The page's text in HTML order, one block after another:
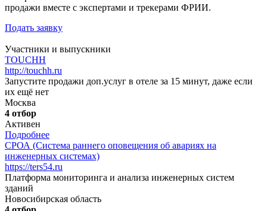
продажи вместе с экспертами и трекерами ФРИИ.
Подать заявку
Участники и выпускники
TOUCHH
http://touchh.ru
Запустите продажи доп.услуг в отеле за 15 минут, даже если
их ещё нет
Москва
4 отбор
Активен
Подробнее
СРОА (Система раннего оповещения об авариях на
инженерных системах)
https://ters54.ru
Платформа мониторинга и анализа инженерных систем
зданий
Новосибирская область